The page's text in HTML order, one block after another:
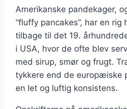
Amerikanske pandekager,
“fluffy pancakes”, har en rig
tilbage til det 19.
i USA, hvor de ofte blev
med sirup, smør og frugt.
tykkere end de europæiske
en let og luftig konsistens.